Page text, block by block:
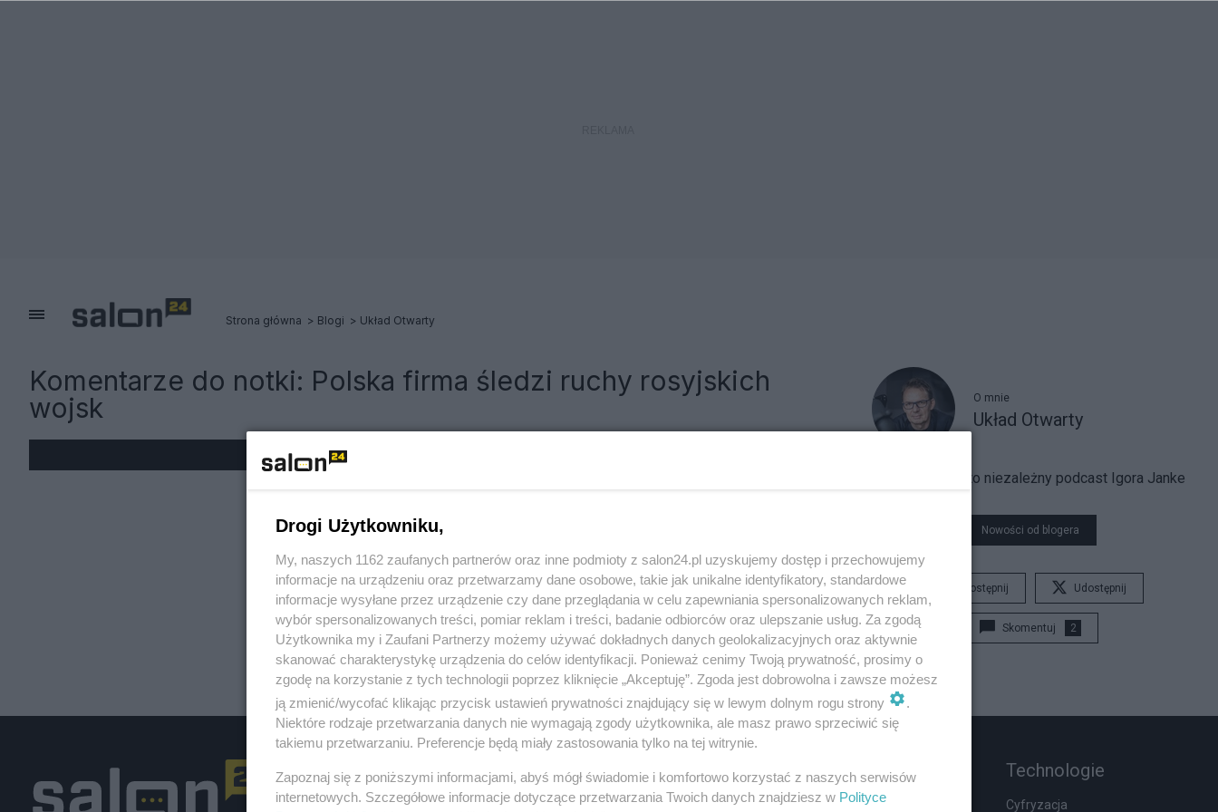
Strona główna Blogi Układ Otwarty
Komentarze do notki: Polska firma śledzi ruchy rosyjskich
wojsk
O mnie
Układ Otwarty
Układ Otwarty to niezależny podcast Igora Janke
Nowości od blogera
Udostępnij Udostępnij
Skomentuj 2
Polityka
PiS
Gospodarka
Biznes
Rozmaitości
Wypadki
Technologie
Cyfryzacja
Drogi Użytkowniku,
My, naszych 1162 zaufanych partnerów oraz inne podmioty z salon24.pl uzyskujemy dostęp i przechowujemy
informacje na urządzeniu oraz przetwarzamy dane osobowe, takie jak unikalne identyfikatory, standardowe
informacje wysyłane przez urządzenie czy dane przeglądania w celu zapewniania spersonalizowanych reklam,
wybór spersonalizowanych treści, pomiar reklam i treści, badanie odbiorców oraz ulepszanie usług. Za zgodą
Użytkownika my i Zaufani Partnerzy możemy używać dokładnych danych geolokalizacyjnych oraz aktywnie
skanować charakterystykę urządzenia do celów identyfikacji. Ponieważ cenimy Twoją prywatność, prosimy o
zgodę na korzystanie z tych technologii poprzez kliknięcie „Akceptuję”. Zgoda jest dobrowolna i zawsze możesz
ją zmienić/wycofać klikając przycisk ustawień prywatności znajdujący się w lewym dolnym rogu strony
.
Niektóre rodzaje przetwarzania danych nie wymagają zgody użytkownika, ale masz prawo sprzeciwić się
takiemu przetwarzaniu. Preferencje będą miały zastosowania tylko na tej witrynie.
Zapoznaj się z poniższymi informacjami, abyś mógł świadomie i komfortowo korzystać z naszych serwisów
internetowych. Szczegółowe informacje dotyczące przetwarzania Twoich danych znajdziesz w Polityce